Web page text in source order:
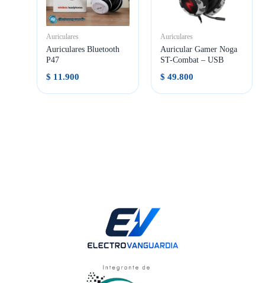
Auriculares
Auriculares Bluetooth
P47
$ 11.900
Auriculares
Auricular Gamer Noga
ST-Combat – USB
$ 49.800